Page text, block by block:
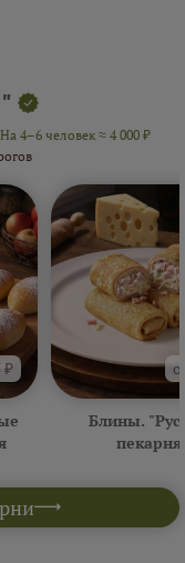
На 4–6 человек ≈ 4 000 ₽
₽
Блины.